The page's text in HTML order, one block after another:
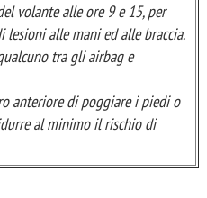
volante alle ore 9 e 15, per
alle mani ed alle braccia.
tra gli airbag e
anteriore di poggiare i piedi o
al minimo il rischio di